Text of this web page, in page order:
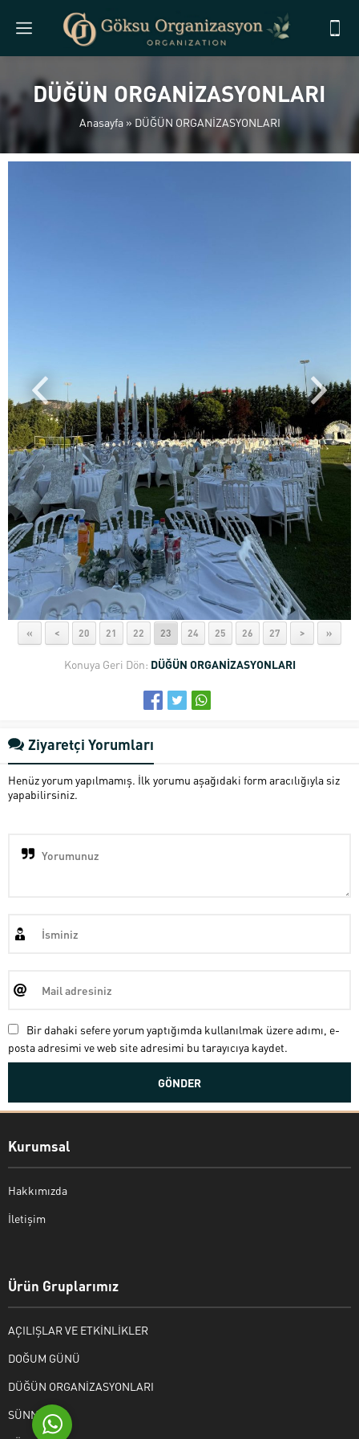
DÜĞÜN ORGANİZASYONLARI
Anasayfa»DÜĞÜN ORGANİZASYONLARI
« < 20 21 22 23 24 25 26 27 > »
Konuya Geri Dön: DÜĞÜN ORGANİZASYONLARI
Ziyaretçi Yorumları
Henüz yorum yapılmamış. İlk yorumu aşağıdaki form aracılığıyla siz
yapabilirsiniz.
Bir dahaki sefere yorum yaptığımda kullanılmak üzere adımı, e-
posta adresimi ve web site adresimi bu tarayıcıya kaydet.
Kurumsal
Hakkımızda
İletişim
Ürün Gruplarımız
AÇILIŞLAR VE ETKİNLİKLER
DOĞUM GÜNÜ
DÜĞÜN ORGANİZASYONLARI
SÜNNET